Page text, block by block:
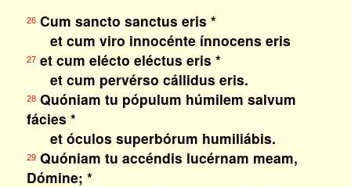
26Cum sancto sanctus eris *
et cum viro innocénte ínnocens eris
27et cum elécto eléctus eris *
et cum pervérso cállidus eris.
28Quóniam tu pópulum húmilem salvum
fácies *
et óculos superbórum humiliábis.
29Quóniam tu accéndis lucérnam meam,
Dómine; *